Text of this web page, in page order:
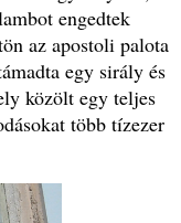
engedtek
az apostoli palota
egy sirály és
közölt egy teljes
több tízezer